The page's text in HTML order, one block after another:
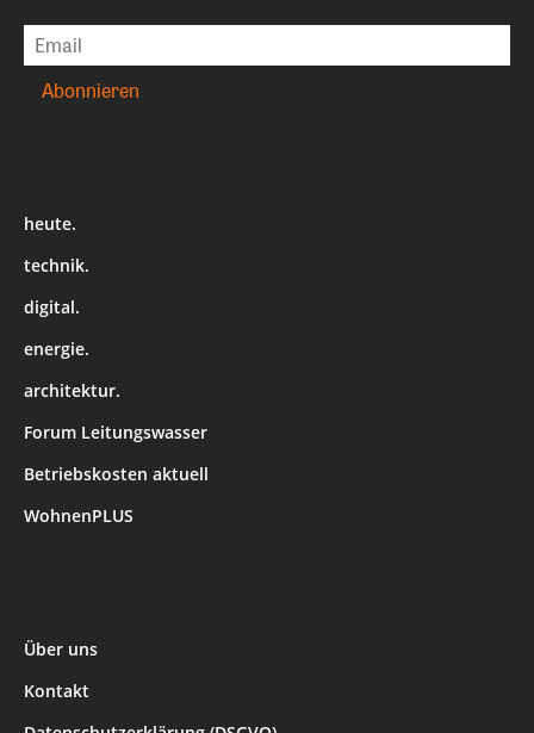
heute.
technik.
digital.
energie.
architektur.
Forum Leitungswasser
Betriebskosten aktuell
WohnenPLUS
Über uns
Kontakt